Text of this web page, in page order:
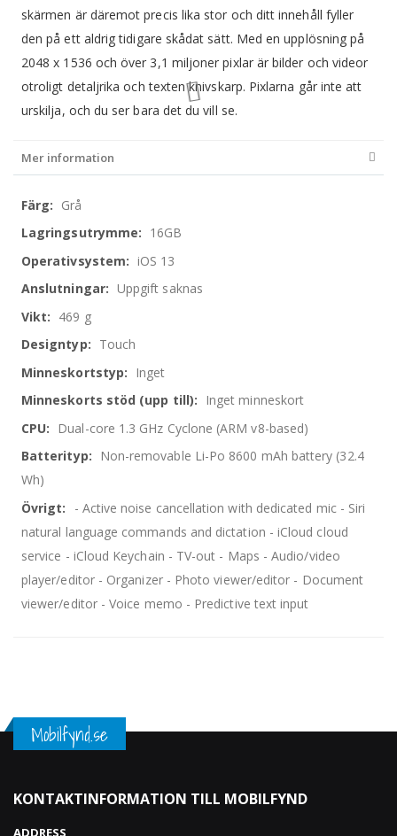
skärmen är däremot precis lika stor och ditt innehåll fyller
den på ett aldrig tidigare skådat sätt. Med en upplösning på
2048 x 1536 och över 3,1 miljoner pixlar är bilder och videor
otroligt detaljrika och texten knivskarp. Pixlarna går inte att
urskilja, och du ser bara det du vill se.
Mer information
Mer
information
Grå
16GB
iOS 13
Uppgift saknas
469 g
Touch
Inget
Inget minneskort
Dual-core 1.3 GHz Cyclone (ARM v8-based)
Non-removable Li-Po 8600 mAh battery (32.4
Wh)
- Active noise cancellation with dedicated mic - Siri
natural language commands and dictation - iCloud cloud
service - iCloud Keychain - TV-out - Maps - Audio/video
player/editor - Organizer - Photo viewer/editor - Document
viewer/editor - Voice memo - Predictive text input
Mobilfynd.se
KONTAKTINFORMATION TILL MOBILFYND
ADDRESS